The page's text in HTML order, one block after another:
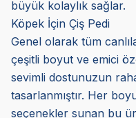
büyük kolaylık sağlar.
Köpek İçin Çiş Pedi
Genel olarak tüm
çeşitli boyut ve emici
sevimli dostunuzun
tasarlanmıştır. Her
seçenekler sunan bu